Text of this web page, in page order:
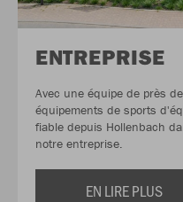
ENTREPRISE
Avec une équipe de près
équipements de sports
fiable depuis Hollenbach
notre entreprise.
EN LIRE PLUS